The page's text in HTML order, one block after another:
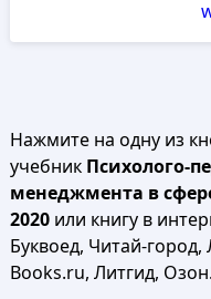
Нажмите на одну из
учебник Психолого-
менеджмента в
2020или книгу в
Буквоед, Читай-
Books.ru, Литгид, Озон.